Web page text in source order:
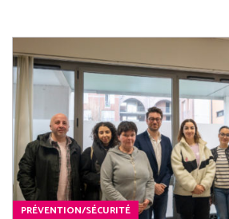
PRÉVENTION/SÉCURITÉ